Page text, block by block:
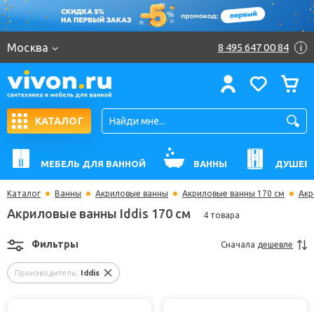
Москва 8 495 647 00 84 i
КАТАЛОГ
МЕБЕЛЬ ДЛЯ ВАННОЙ ВАННЫ
Каталог Ванны Акриловые ванны Акриловые ванны 170 см
Акриловые ванны Iddis 170 см 4 товара
Производитель: Iddis
Фильтры Сначала дешевле